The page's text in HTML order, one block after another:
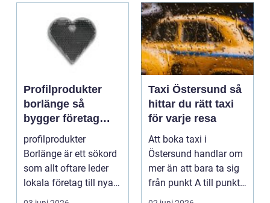
Profilprodukter
borlänge så
bygger företag
starkare
varumärken i
vardagen
profilprodukter
Borlänge är ett sökord
som allt oftare leder
lokala företag till nya
idéer för hur d...
Taxi Östersund så
hittar du rätt taxi
för varje resa
Att boka taxi i
Östersund handlar om
mer än att bara ta sig
från punkt A till punkt
B. För många är ...